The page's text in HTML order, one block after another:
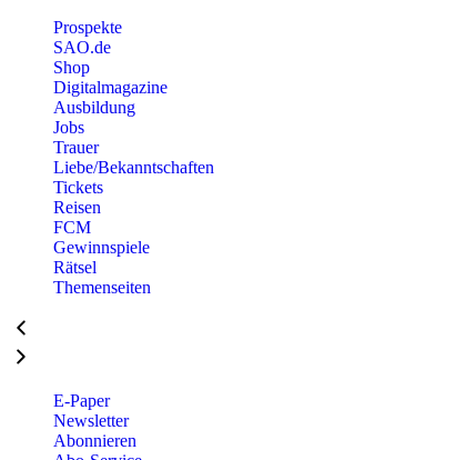
Prospekte
SAO.de
Shop
Digitalmagazine
Ausbildung
Jobs
Trauer
Liebe/Bekanntschaften
Tickets
Reisen
FCM
Gewinnspiele
Rätsel
Themenseiten
E-Paper
Newsletter
Abonnieren